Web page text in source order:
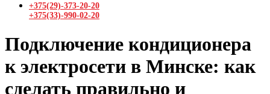
+375(29)-373-20-20
+375(33)-990-02-20
Подключение кондиционера
к электросети в Минске: как
сделать правильно и